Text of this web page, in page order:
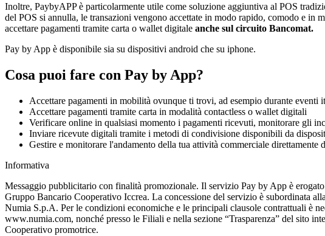
Inoltre, PaybyAPP è particolarmente utile come soluzione aggiuntiva al POS
del POS si annulla, le transazioni vengono accettate in modo rapido, comodo e in
accettare pagamenti tramite carta o wallet digitale anche sul circuito Bancomat.
Pay by App è disponibile sia su dispositivi android che su iphone.
Cosa puoi fare con Pay by App?
Accettare pagamenti in mobilità ovunque ti trovi, ad esempio durante eventi
Accettare pagamenti tramite carta in modalità contactless o wallet digitali
Verificare online in qualsiasi momento i pagamenti ricevuti, monitorare gli
Inviare ricevute digitali tramite i metodi di condivisione disponibili da
Gestire e monitorare l'andamento della tua attività commerciale
Informativa
Messaggio pubblicitario con finalità promozionale. Il servizio Pay by App è
Gruppo Bancario Cooperativo Iccrea. La concessione del servizio è subordinata
Numia S.p.A. Per le condizioni economiche e le principali clausole contrattuali è
www.numia.com, nonché presso le Filiali e nella sezione “Trasparenza” del sito
Cooperativo promotrice.